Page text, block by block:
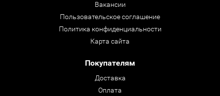
Вакансии
Пользовательское соглашение
Политика конфиденциальности
Карта сайта
Покупателям
Доставка
Оплата